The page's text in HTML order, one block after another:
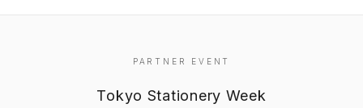
EVENT
PARTNER EVENT
Tokyo Stationery Week